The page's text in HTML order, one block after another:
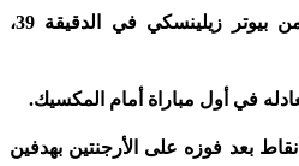
من أقدام كل من بيوتر زيلينسكي في الدقيقة 39،
، فقد تجمد رصيده في 3 نقاط بعد فوزه على الأرجنتين بهدفين